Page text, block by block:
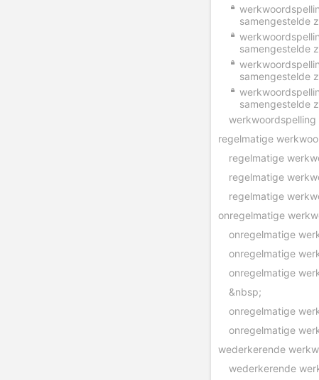
samengestelde
samengestelde
samengestelde
samengestelde
regelmatige
onregelmatige
&nbsp;
wederkerende
wederkerende